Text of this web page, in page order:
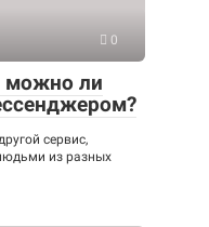
0
можно ли
сервис,
из разных